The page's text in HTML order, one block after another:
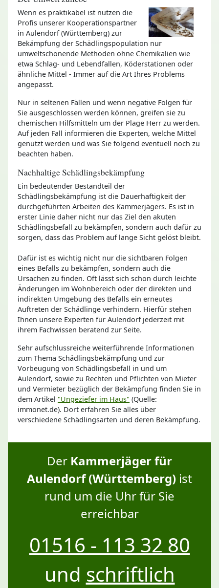
Wenn es praktikabel ist nutzen die
Profis unserer Kooperationspartner
in Aulendorf (Württemberg) zur
Bekämpfung der Schädlingspopulation nur
umweltschonende Methoden ohne Chemikalien wie
etwa Schlag- und Lebendfallen, Köderstationen oder
ähnliche Mittel - Immer auf die Art Ihres Problems
angepasst.
Nur in seltenen Fällen und wenn negative Folgen für
Sie ausgeschlossen werden können, greifen sie zu
chemischen Hilfsmitteln um der Plage Herr zu werden.
Auf jeden Fall informieren die Experten, welche Mittel
genutzt werden und was Sie folgend eventuell noch zu
beachten haben.
Nachhaltige Schädlingsbekämpfung
Ein bedeutender Bestandteil der
Schädlingsbekämpfung ist die Dauerhaftigkeit der
durchgeführten Arbeiten des Kammerjägers. Es ist in
erster Linie daher nicht nur das Ziel den akuten
Schädlingsbefall zu bekämpfen, sondern auch dafür zu
sorgen, dass das Problem auf lange Sicht gelöst bleibt.
Dafür ist es wichtig nicht nur die sichtbaren Folgen
eines Befalls zu bekämpfen, sondern auch die
Ursachen zu finden. Oft lässt sich schon durch leichte
Änderungen im Wohnbereich oder der direkten und
indirekten Umgebung des Befalls ein erneutes
Auftreten der Schädlinge verhindern. Hierfür stehen
Ihnen unsere Experten für Aulendorf jederzeit mit
ihrem Fachwissen beratend zur Seite.
Sehr aufschlussreiche weiterführende Informationen
zum Thema Schädlingsbekämpfung und zur
Vorbeugung von Schädlingsbefall in und um
Aulendorf, sowie zu Rechten und Pflichten von Mieter
und Vermieter bezüglich der Bekämpfung finden Sie in
dem Artikel "Ungeziefer im Haus" (Quelle:
immonet.de). Dort erfahren Sie alles über
verschiedene Schädlingsarten und deren Bekämpfung.
Der Kammerjäger für
Aulendorf (Württemberg) ist
rund um die Uhr für Sie
erreichbar
01516 - 113 32 80
und schriftlich